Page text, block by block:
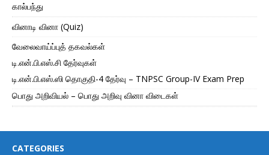
கால்பந்து
வினாடி வினா (Quiz)
வேலைவாய்ப்புத் தகவல்கள்
டி.என்.பி.எஸ்.சி தேர்வுகள்
டி.என்.பி.எஸ்.ஸி தொகுதி-4 தேர்வு – TNPSC Group-IV Exam Prep
பொது அறிவியல் – பொது அறிவு வினா விடைகள்
CATEGORIES